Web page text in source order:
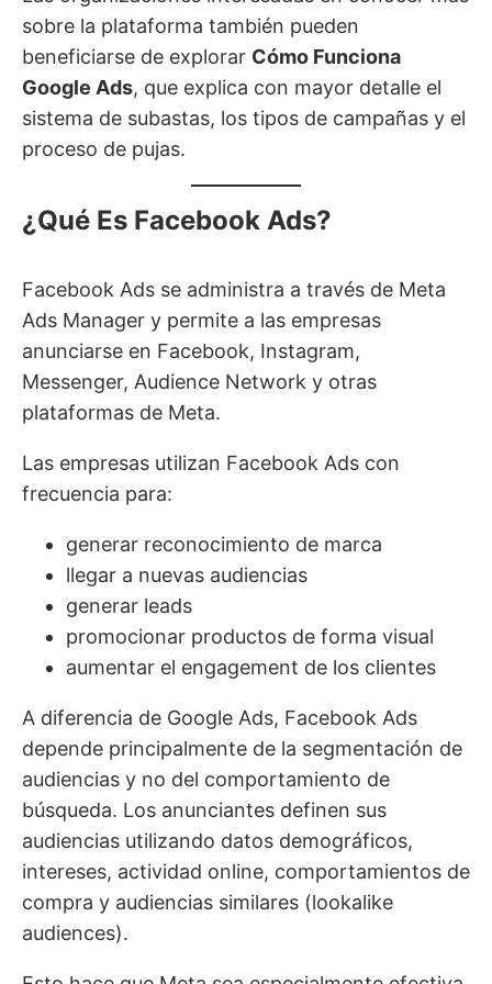
sobre la plataforma también pueden
beneficiarse de explorar Cómo Funciona
Google Ads, que explica con mayor detalle el
sistema de subastas, los tipos de campañas y el
proceso de pujas.
¿Qué Es Facebook Ads?
Facebook Ads se administra a través de Meta
Ads Manager y permite a las empresas
anunciarse en Facebook, Instagram,
Messenger, Audience Network y otras
plataformas de Meta.
Las empresas utilizan Facebook Ads con
frecuencia para:
generar reconocimiento de marca
llegar a nuevas audiencias
generar leads
promocionar productos de forma visual
aumentar el engagement de los clientes
A diferencia de Google Ads, Facebook Ads
depende principalmente de la segmentación de
audiencias y no del comportamiento de
búsqueda. Los anunciantes definen sus
audiencias utilizando datos demográficos,
intereses, actividad online, comportamientos de
compra y audiencias similares (lookalike
audiences).